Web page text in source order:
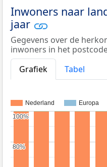
Inwoners naar
jaar
Gegevens over de
inwoners in het
Grafiek
Tabel
Nederland Europa
80%
80%
100%
100%